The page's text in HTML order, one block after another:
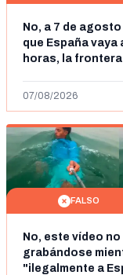
No, a 7 de
que España vaya
horas, la
07/08/2026
FALSO
No, este vídeo
grabándose
"ilegalmente a